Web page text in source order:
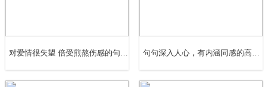
对爱情很失望 倍受煎熬伤感的句子(精选58句) 句句深入人心，有内涵同感的高情商句子